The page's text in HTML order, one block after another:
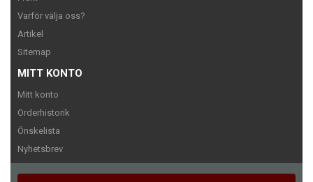
Varför välja oss?
Artikel
Sitemap
MITT KONTO
Mitt konto
Orderhistorik
Önskelista
Nyhetsbrev